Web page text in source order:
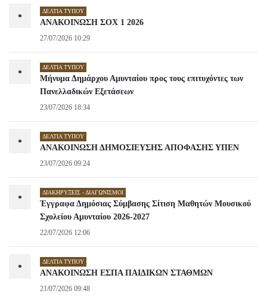
• ΔΕΛΤΊΑ ΤΎΠΟΥ
ΑΝΑΚΟΙΝΩΣΗ ΣΟΧ 1 2026
27/07/2026 10:29
• ΔΕΛΤΊΑ ΤΎΠΟΥ
Μήνυμα Δημάρχου Αμυνταίου προς τους επιτυχόντες των
Πανελλαδικών Εξετάσεων
23/07/2026 18:34
• ΔΕΛΤΊΑ ΤΎΠΟΥ
ΑΝΑΚΟΙΝΩΣΗ ΔΗΜΟΣΙΕΥΣΗΣ ΑΠΟΦΑΣΗΣ ΥΠΕΝ
23/07/2026 09:24
• ΔΙΑΚΗΡΎΞΕΙΣ - ΔΙΑΓΩΝΙΣΜΟΊ
Έγγραφα Δημόσιας Σύμβασης Σίτιση Μαθητών Μουσικού
Σχολείου Αμυνταίου 2026-2027
22/07/2026 12:06
• ΔΕΛΤΊΑ ΤΎΠΟΥ
ΑΝΑΚΟΙΝΩΣΗ ΕΣΠΑ ΠΑΙΔΙΚΩΝ ΣΤΑΘΜΩΝ
21/07/2026 09:48